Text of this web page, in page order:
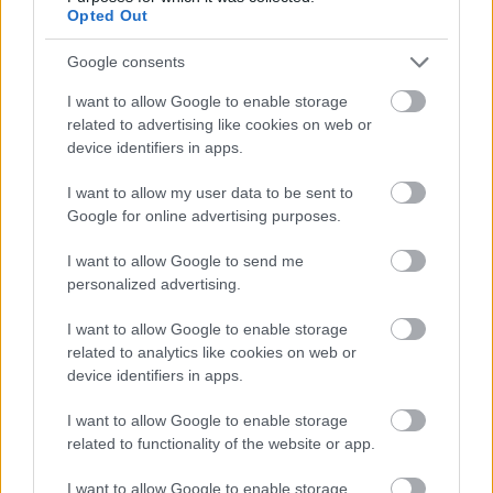
Opted Out
Google consents
I want to allow Google to enable storage
related to advertising like cookies on web or
device identifiers in apps.
I want to allow my user data to be sent to
Google for online advertising purposes.
I want to allow Google to send me
personalized advertising.
I want to allow Google to enable storage
related to analytics like cookies on web or
device identifiers in apps.
I want to allow Google to enable storage
related to functionality of the website or app.
I want to allow Google to enable storage
Hogyan használjunk kevesebb
festéket nyomtatáskor?
Tippek
E-könyv-lelőhelyek
iskolakezdéshez - Könyvtár a
Iskolakezdés| 2014.09.15 16:39
háza
Iskolakezdés| 2014.09.14 09:06
Számológép helyett - Tabletek
iskolakezdésre
Mobil| 2014.09.12 14:44